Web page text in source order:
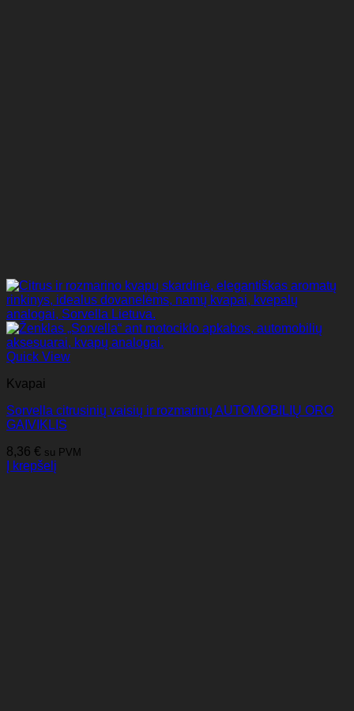
Quick View
Kvapai
Sorvella citrusinių vaisių ir rozmarinų AUTOMOBILIŲ ORO
GAIVIKLIS
8,36 € su PVM
Į krepšelį